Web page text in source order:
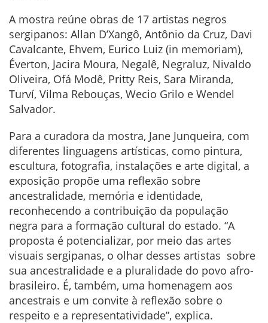
A mostra reúne obras de 17 artistas negros
sergipanos: Allan D’Xangô, Antônio da Cruz, Davi
Cavalcante, Ehvem, Eurico Luiz (in memoriam),
Éverton, Jacira Moura, Negalê, Negraluz, Nivaldo
Oliveira, Ofá Modê, Pritty Reis, Sara Miranda,
Turví, Vilma Rebouças, Wecio Grilo e Wendel
Salvador.
Para a curadora da mostra, Jane Junqueira, com
diferentes linguagens artísticas, como pintura,
escultura, fotografia, instalações e arte digital, a
exposição propõe uma reflexão sobre
ancestralidade, memória e identidade,
reconhecendo a contribuição da população
negra para a formação cultural do estado. “A
proposta é potencializar, por meio das artes
visuais sergipanas, o olhar desses artistas sobre
sua ancestralidade e a pluralidade do povo afro-
brasileiro. É, também, uma homenagem aos
ancestrais e um convite à reflexão sobre o
respeito e a representatividade”, explica.